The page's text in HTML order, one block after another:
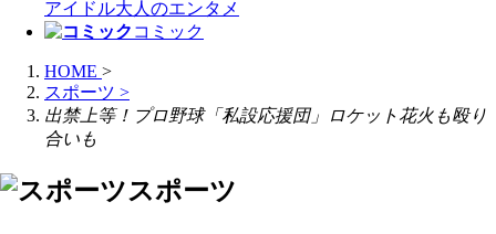
アイドル大人のエンタメ
コミック
HOME >
スポーツ >
出禁上等！プロ野球「私設応援団」ロケット花火も殴り
合いも
スポーツ